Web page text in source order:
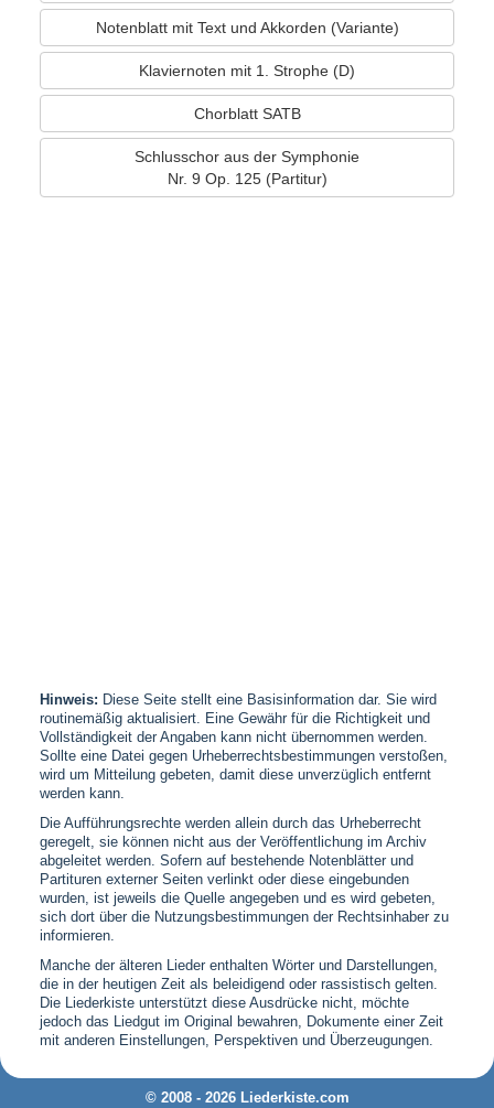
Notenblatt mit Text und Akkorden (Variante)
Klaviernoten mit 1. Strophe (D)
Chorblatt SATB
Schlusschor aus der Symphonie
Nr. 9 Op. 125 (Partitur)
Hinweis: Diese Seite stellt eine Basisinformation dar. Sie wird
routinemäßig aktualisiert. Eine Gewähr für die Richtigkeit und
Vollständigkeit der Angaben kann nicht übernommen werden.
Sollte eine Datei gegen Urheberrechtsbestimmungen verstoßen,
wird um Mitteilung gebeten, damit diese unverzüglich entfernt
werden kann.
Die Aufführungsrechte werden allein durch das Urheberrecht
geregelt, sie können nicht aus der Veröffentlichung im Archiv
abgeleitet werden. Sofern auf bestehende Notenblätter und
Partituren externer Seiten verlinkt oder diese eingebunden
wurden, ist jeweils die Quelle angegeben und es wird gebeten,
sich dort über die Nutzungsbestimmungen der Rechtsinhaber zu
informieren.
Manche der älteren Lieder enthalten Wörter und Darstellungen,
die in der heutigen Zeit als beleidigend oder rassistisch gelten.
Die Liederkiste unterstützt diese Ausdrücke nicht, möchte
jedoch das Liedgut im Original bewahren, Dokumente einer Zeit
mit anderen Einstellungen, Perspektiven und Überzeugungen.
© 2008 - 2026 Liederkiste.com